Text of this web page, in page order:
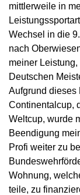
mittlerweile in
Wechsel in die
nach
meiner
Deutschen
Aufgrund dieses
Continentalcup,
Weltcup, wurde
Beendigung
Profi weiter zu
Wohnung,
teile, zu